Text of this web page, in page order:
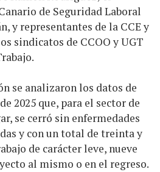
de Seguridad Laboral
y representantes de la CCE y
sindicatos de CCOO y UGT
se analizaron los datos de
2025 que, para el sector de
se cerró sin enfermedades
y con un total de treinta y
de carácter leve, nueve
al mismo o en el regreso.